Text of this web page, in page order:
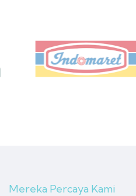
Mereka Percaya Kami